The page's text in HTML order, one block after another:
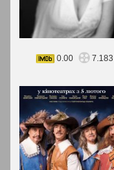
0.00
7.183